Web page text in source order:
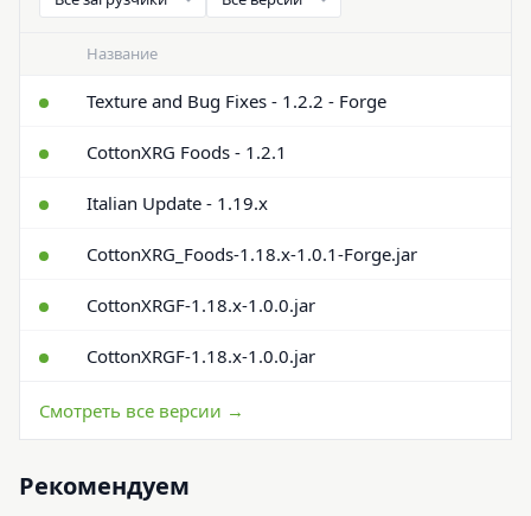
Название
Texture and Bug Fixes - 1.2.2 - Forge
CottonXRG Foods - 1.2.1
Italian Update - 1.19.x
CottonXRG_Foods-1.18.x-1.0.1-Forge.jar
CottonXRGF-1.18.x-1.0.0.jar
CottonXRGF-1.18.x-1.0.0.jar
Смотреть все версии →
Рекомендуем